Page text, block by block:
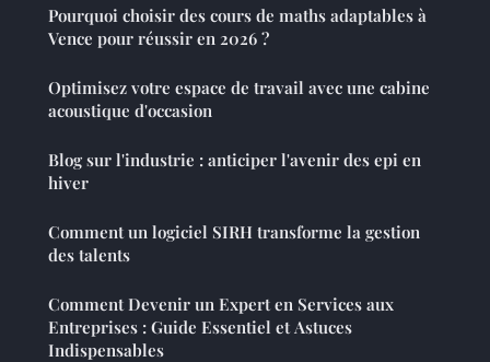
Pourquoi choisir des cours de maths adaptables à
Vence pour réussir en 2026 ?
Optimisez votre espace de travail avec une cabine
acoustique d'occasion
Blog sur l'industrie : anticiper l'avenir des epi en
hiver
Comment un logiciel SIRH transforme la gestion
des talents
Comment Devenir un Expert en Services aux
Entreprises : Guide Essentiel et Astuces
Indispensables